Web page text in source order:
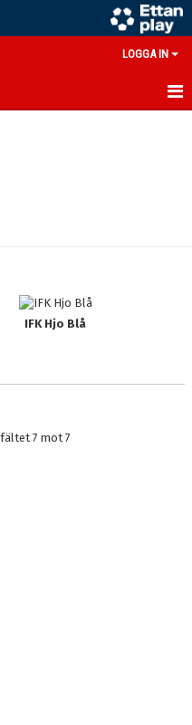
LOGGA IN
IFK Hjo Blå
7 mot 7